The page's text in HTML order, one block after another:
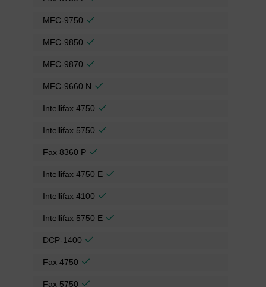
MFC-9750
MFC-9850
MFC-9870
MFC-9660 N
Intellifax 4750
Intellifax 5750
Fax 8360 P
Intellifax 4750 E
Intellifax 4100
Intellifax 5750 E
DCP-1400
Fax 4750
Fax 5750